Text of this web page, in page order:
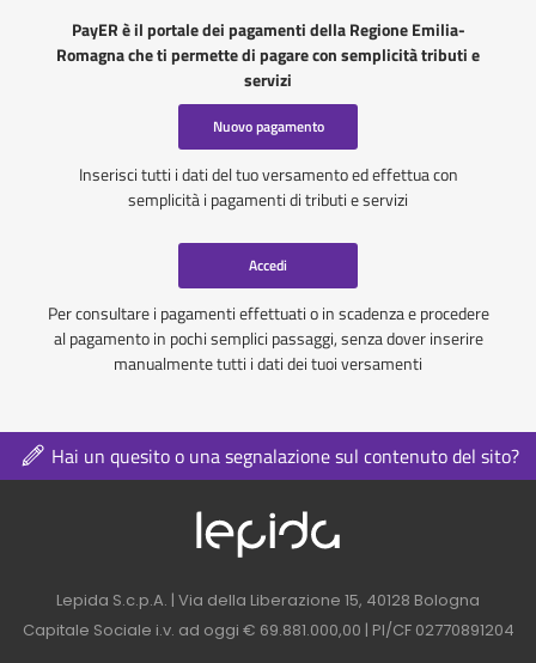
PayER è il portale dei pagamenti della Regione Emilia-
Romagna che ti permette di pagare con semplicità tributi e
servizi
Nuovo pagamento
Inserisci tutti i dati del tuo versamento ed effettua con
semplicità i pagamenti di tributi e servizi
Accedi
Per consultare i pagamenti effettuati o in scadenza e procedere
al pagamento in pochi semplici passaggi, senza dover inserire
manualmente tutti i dati dei tuoi versamenti
Hai un quesito o una segnalazione sul contenuto del sito?
Logo azienda nel
Contatti azienda nel footer
Lepida S.c.p.A. | Via della Liberazione 15, 40128 Bologna
Capitale Sociale i.v. ad oggi € 69.881.000,00 | PI/CF 02770891204